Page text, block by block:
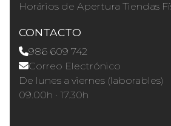
Horários de Apertura Tiendas
CONTACTO
986 609 742
Correo Electrónico
De lunes a viernes (laborables)
09.00h · 17.30h